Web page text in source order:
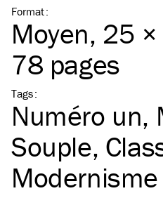
Format:
Moyen, 25
78 pages
Tags:
Numéro un
Souple
Modernisme